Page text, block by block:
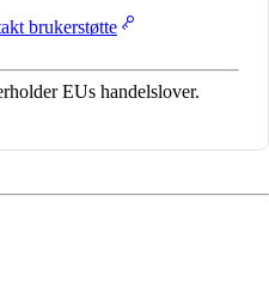
brukerstøtte
EUs handelslover.